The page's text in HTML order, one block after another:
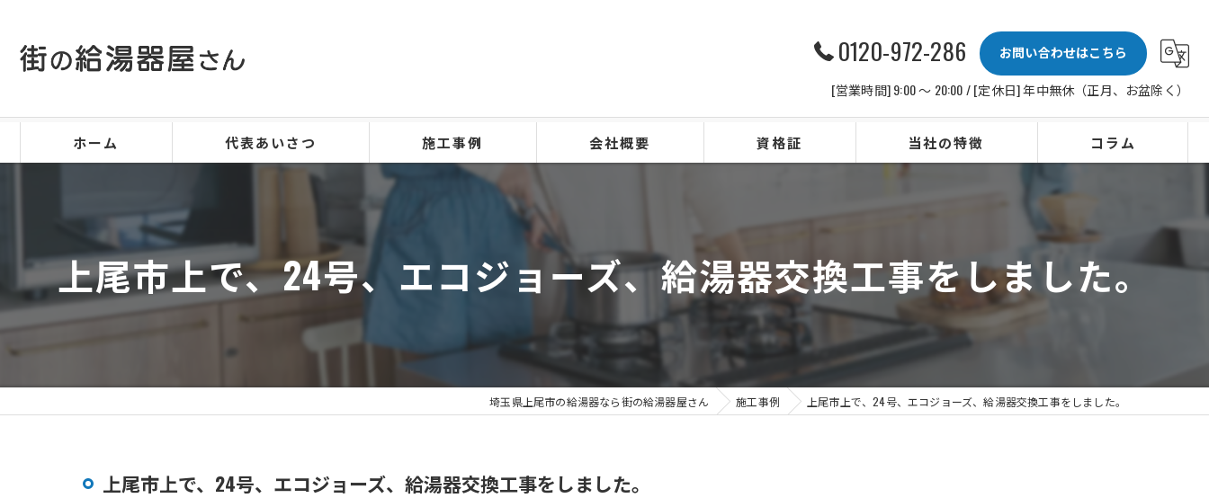
0120-972-286
お問い合わせはこちら
[営業時間] 9:00 〜 20:00 / [定休日] 年中無休（正月、お盆除く）
ホーム 代表あいさつ 施工事例 会社概要 資格証 当社の特徴
水栓
IHクッキングヒーター
ビルトイン食洗機
浴室換気扇
コラム
上尾市上で、24号、エコジョーズ、給湯器交換工事をしました。
埼玉県上尾市の給湯器なら街の給湯器屋さん 施工事例 上尾市上で、24号、エコジョーズ、給湯器交換工事をしました。
上尾市上で、24号、エコジョーズ、給湯器交換工事をしました。